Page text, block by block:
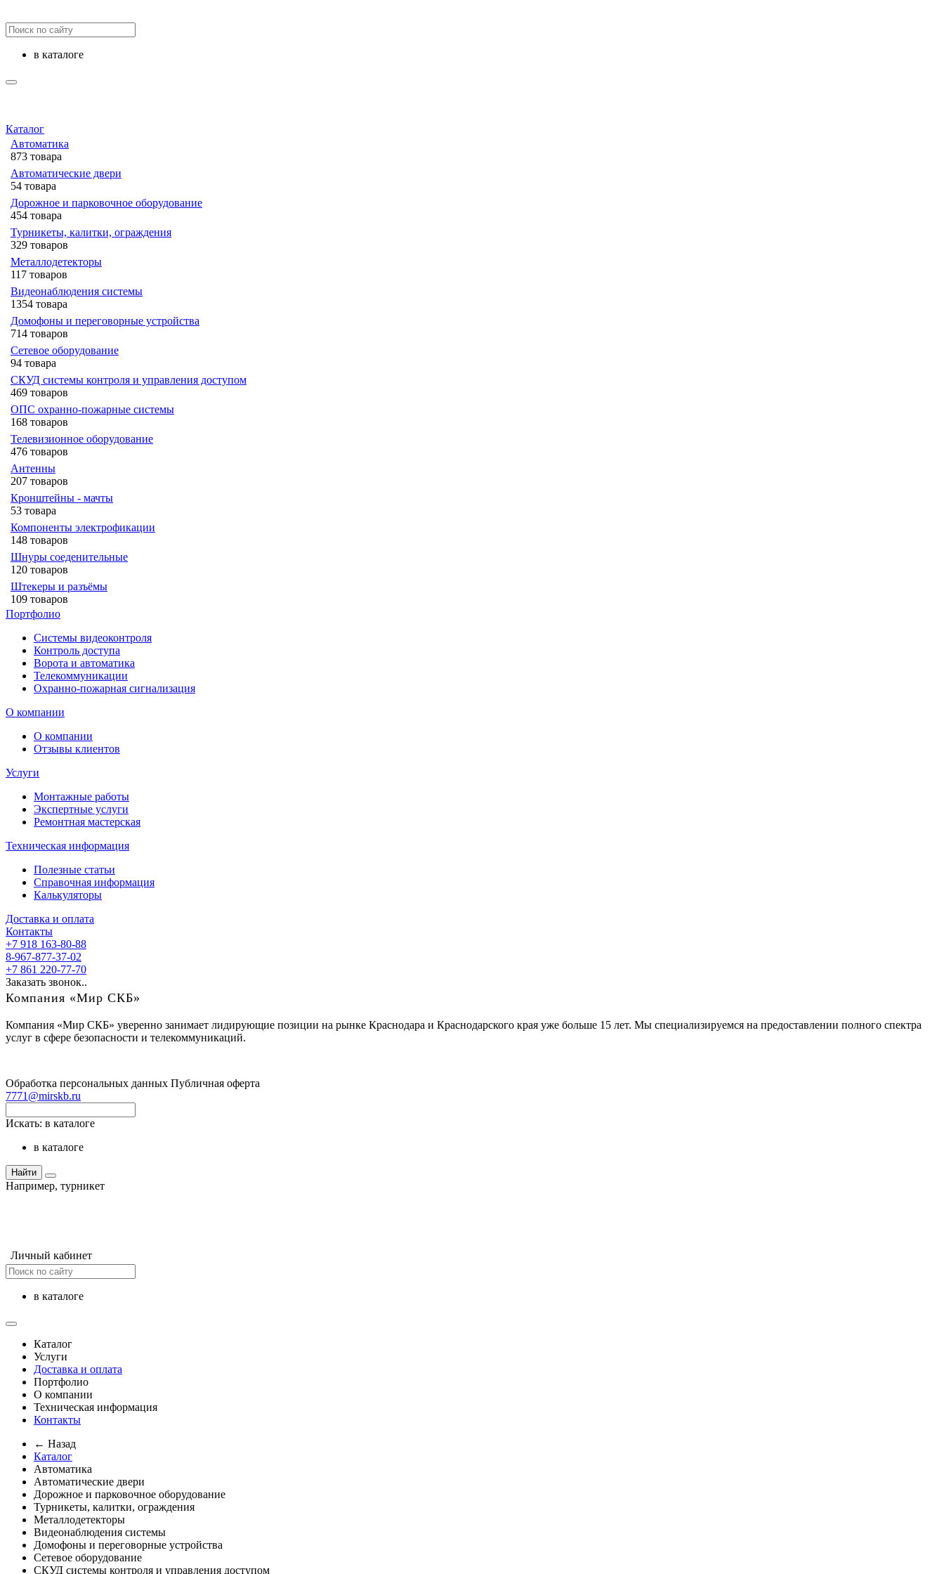
в каталоге
Каталог
Автоматика
873 товара
Автоматические двери
54 товара
Дорожное и парковочное оборудование
454 товара
Турникеты, калитки, ограждения
329 товаров
Металлодетекторы
117 товаров
Видеонаблюдения cистемы
1354 товара
Домофоны и переговорные устройства
714 товаров
Сетевое оборудование
94 товара
СКУД системы контроля и управления доступом
469 товаров
ОПС охранно-пожарные системы
168 товаров
Телевизионное оборудование
476 товаров
Антенны
207 товаров
Кронштейны - мачты
53 товара
Компоненты электрофикации
148 товаров
Шнуры соеденительные
120 товаров
Штекеры и разъёмы
109 товаров
Портфолио
Системы видеоконтроля
Контроль доступа
Ворота и автоматика
Телекоммуникации
Охранно-пожарная сигнализация
О компании
О компании
Отзывы клиентов
Услуги
Монтажные работы
Экспертные услуги
Ремонтная мастерская
Техническая информация
Полезные статьи
Справочная информация
Калькуляторы
Доставка и оплата
Контакты
+7 918 163-80-88
8-967-877-37-02
+7 861 220-77-70
Заказать звонок..
Компания «Мир СКБ»
Компания «Мир СКБ» уверенно занимает лидирующие позиции на рынке Краснодара и Краснодарского края уже больше 15 лет. Мы специализируемся на предоставлении полного спектра
услуг в сфере безопасности и телекоммуникаций.
Обработка персональных данных Публичная оферта
7771@mirskb.ru
Искать: в каталоге
в каталоге
Найти
Например, турникет
Личный кабинет
в каталоге
Каталог
Услуги
Доставка и оплата
Портфолио
О компании
Техническая информация
Контакты
← Назад
Каталог
Автоматика
Автоматические двери
Дорожное и парковочное оборудование
Турникеты, калитки, ограждения
Металлодетекторы
Видеонаблюдения cистемы
Домофоны и переговорные устройства
Сетевое оборудование
СКУД системы контроля и управления доступом